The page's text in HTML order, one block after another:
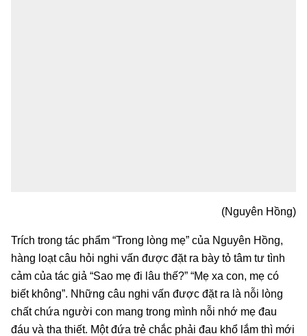
(Nguyên Hồng)
Trích trong tác phẩm “Trong lòng mẹ” của Nguyên Hồng,
hàng loạt câu hỏi nghi vấn được đặt ra bày tỏ tâm tư tình
cảm của tác giả “Sao mẹ đi lâu thế?” “Mẹ xa con, mẹ có
biết không”. Những câu nghi vấn được đặt ra là nỗi lòng
chất chứa người con mang trong mình nỗi nhớ mẹ đau
đáu và tha thiết. Một đứa trẻ chắc phải đau khổ lắm thì mới